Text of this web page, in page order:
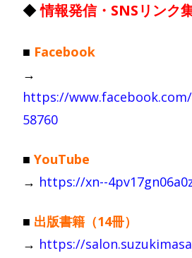
◆情報発信・SNSリンク
■ Facebook
→
https://
58760
■ YouTube
→ https://xn--
■ 出版書籍（14冊）
→ https://